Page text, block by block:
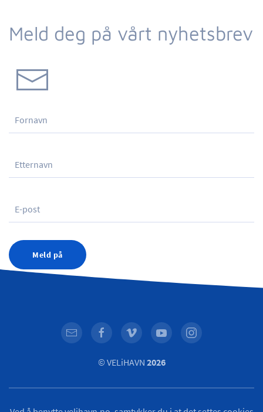
Meld deg på vårt nyhetsbrev
Meld på
© VELiHAVN 2026